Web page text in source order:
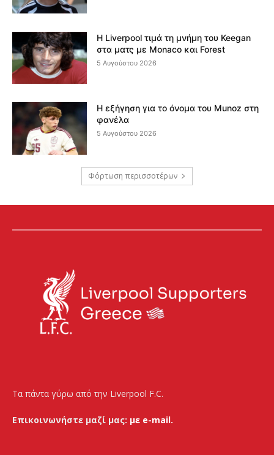
Η Liverpool τιμά τη μνήμη του Keegan
στα ματς με Monaco και Forest
5 Αυγούστου 2026
Η εξήγηση για το όνομα του Munoz στη
φανέλα
5 Αυγούστου 2026
Φόρτωση περισσοτέρων
Τα πάντα γύρω από την Liverpool F.C.
Επικοινωνήστε μαζί μας: με e-mail.